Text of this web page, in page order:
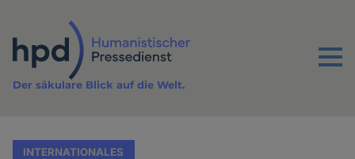
Inhalt
Menu
Der säkulare Blick auf die Welt.
INTERNATIONALES